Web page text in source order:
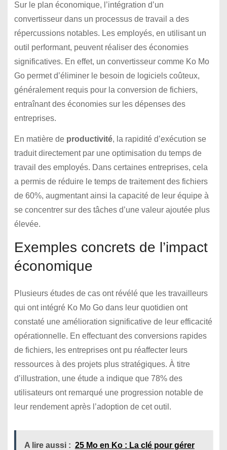
Sur le plan économique, l’intégration d’un
convertisseur dans un processus de travail a des
répercussions notables. Les employés, en utilisant un
outil performant, peuvent réaliser des économies
significatives. En effet, un convertisseur comme Ko Mo
Go permet d’éliminer le besoin de logiciels coûteux,
généralement requis pour la conversion de fichiers,
entraînant des économies sur les dépenses des
entreprises.
En matière de productivité, la rapidité d’exécution se
traduit directement par une optimisation du temps de
travail des employés. Dans certaines entreprises, cela
a permis de réduire le temps de traitement des fichiers
de 60%, augmentant ainsi la capacité de leur équipe à
se concentrer sur des tâches d’une valeur ajoutée plus
élevée.
Exemples concrets de l’impact
économique
Plusieurs études de cas ont révélé que les travailleurs
qui ont intégré Ko Mo Go dans leur quotidien ont
constaté une amélioration significative de leur efficacité
opérationnelle. En effectuant des conversions rapides
de fichiers, les entreprises ont pu réaffecter leurs
ressources à des projets plus stratégiques. À titre
d’illustration, une étude a indique que 78% des
utilisateurs ont remarqué une progression notable de
leur rendement après l’adoption de cet outil.
A lire aussi : 25 Mo en Ko : La clé pour gérer